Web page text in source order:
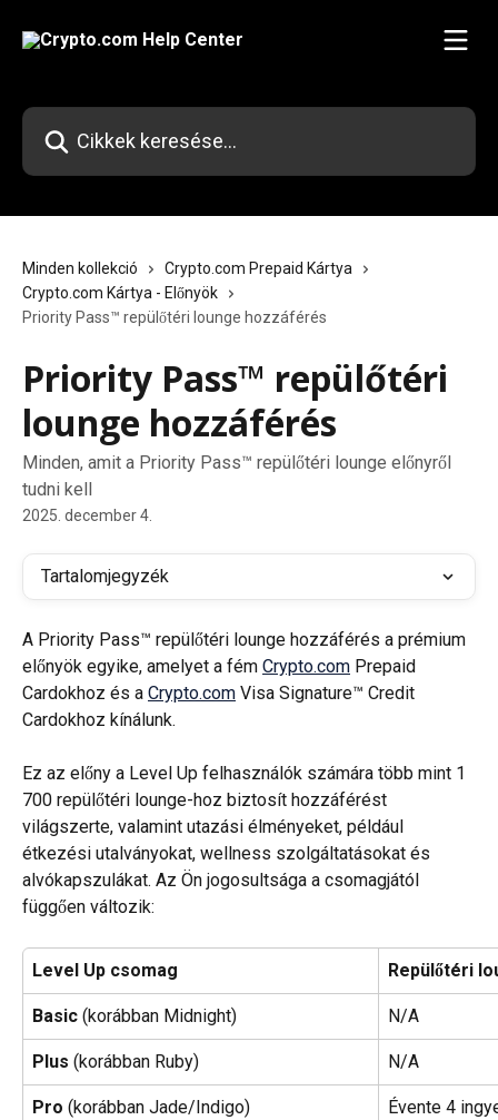
Cikkek keresése…
Minden kollekció
Crypto.com Prepaid Kártya
Crypto.com Kártya - Előnyök
Priority Pass™ repülőtéri lounge hozzáférés
Priority Pass™ repülőtéri
lounge hozzáférés
Minden, amit a Priority Pass™ repülőtéri lounge előnyről
tudni kell
2025. december 4.
Tartalomjegyzék
A Priority Pass™ repülőtéri lounge hozzáférés a prémium
előnyök egyike, amelyet a fém Crypto.com Prepaid
Cardokhoz és a Crypto.com Visa Signature™ Credit
Cardokhoz kínálunk.
Ez az előny a Level Up felhasználók számára több mint 1
700 repülőtéri lounge-hoz biztosít hozzáférést
világszerte, valamint utazási élményeket, például
étkezési utalványokat, wellness szolgáltatásokat és
alvókapszulákat. Az Ön jogosultsága a csomagjától
függően változik:
Level Up csomag Repülőtéri
Basic (korábban Midnight) N/A
Plus (korábban Ruby) N/A
Pro (korábban Jade/Indigo)
Évente 4